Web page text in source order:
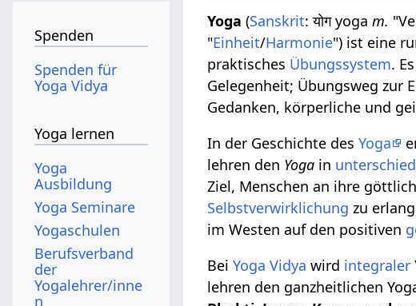
Yoga (Sanskrit: योग yogam.
"Einheit/Harmonie") ist eine
praktisches Übungssystem.
Gelegenheit; Übungsweg zur
Gedanken, körperliche und
In der Geschichte desYoga
lehren den Yoga in
Ziel, Menschen an ihre
Selbstverwirklichung zu
im Westen auf den positiven
BeiYoga Vidya wird integraler
lehren den ganzheitlichen
Spenden
Spenden für
Yoga Vidya
Yoga lernen
Yoga
Ausbildung
Yoga Seminare
Yogaschulen
Berufsverband
der
Yogalehrer/inne
n